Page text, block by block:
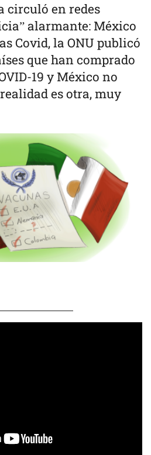
circuló en redes
alarmante: México
Covid, la ONU publicó
que han comprado
19 y México no
es otra, muy